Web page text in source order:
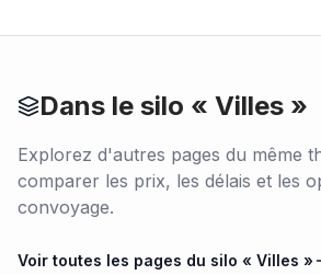
Dans le silo « Villes »
Explorez d'autres pages du même
comparer les prix, les délais et les
convoyage.
Voir toutes les pages du silo « Villes »